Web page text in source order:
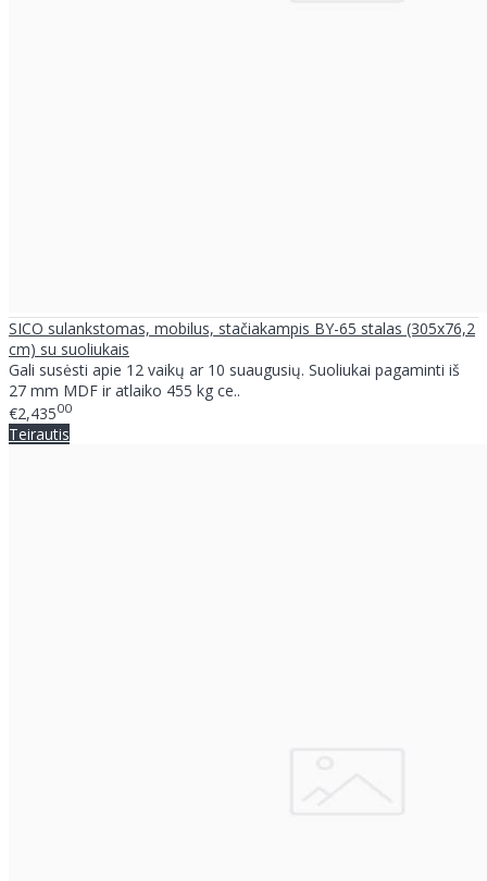
SICO sulankstomas, mobilus, stačiakampis BY-65 stalas (305x76,2
cm) su suoliukais
Gali susėsti apie 12 vaikų ar 10 suaugusių. Suoliukai pagaminti iš
27 mm MDF ir atlaiko 455 kg ce..
€2,43500
Teirautis